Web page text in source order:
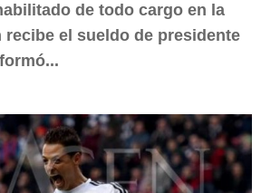
de todo cargo en la
recibe el sueldo de presidente